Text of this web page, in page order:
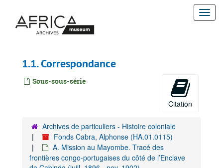
contenu
1.1. Correspondance
Sous-sous-série
Citation
Archives de particuliers - Histoire coloniale
Fonds Cabra, Alphonse (HA.01.0115)
A. Mission au Mayombe. Tracé des
frontières congo-portugaises du côté de l’Enclave